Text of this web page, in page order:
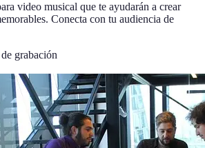
video musical que te ayudarán a crear
Conecta con tu audiencia de
grabación